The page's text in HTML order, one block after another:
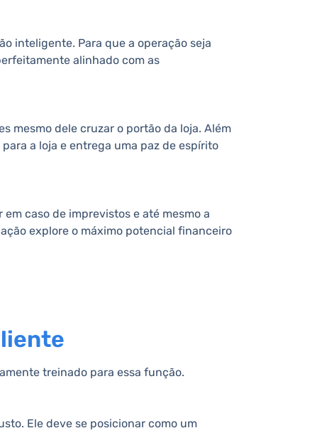
inteligente. Para que a operação seja
alinhado com as
mesmo dele cruzar o portão da loja. Além
a loja e entrega uma paz de espírito
caso de imprevistos e até mesmo a
explore o máximo potencial financeiro
treinado para essa função.
Ele deve se posicionar como um